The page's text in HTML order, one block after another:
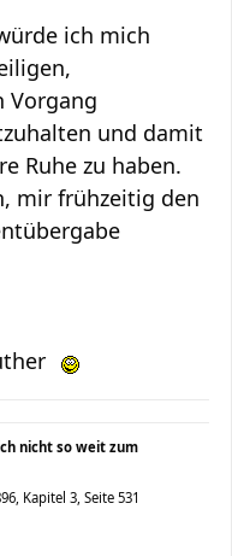
ich mich
Vorgang
und damit
Ruhe zu haben.
mir frühzeitig den
nicht so weit zum
Kapitel 3, Seite 531